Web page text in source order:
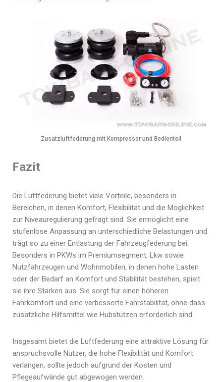
Zusatzluftfederung mit Kompressor und Bedienteil
Fazit
Die Luftfederung bietet viele Vorteile, besonders in
Bereichen, in denen Komfort, Flexibilität und die Möglichkeit
zur Niveauregulierung gefragt sind. Sie ermöglicht eine
stufenlose Anpassung an unterschiedliche Belastungen und
trägt so zu einer Entlastung der Fahrzeugfederung bei.
Besonders in PKWs im Premiumsegment, Lkw sowie
Nutzfahrzeugen und Wohnmobilen, in denen hohe Lasten
oder der Bedarf an Komfort und Stabilität bestehen, spielt
sie ihre Stärken aus. Sie sorgt für einen höheren
Fahrkomfort und eine verbesserte Fahrstabilität, ohne dass
zusätzliche Hilfsmittel wie Hubstützen erforderlich sind.
Insgesamt bietet die Luftfederung eine attraktive Lösung für
anspruchsvolle Nutzer, die hohe Flexibilität und Komfort
verlangen, sollte jedoch aufgrund der Kosten und
Pflegeaufwände gut abgewogen werden.